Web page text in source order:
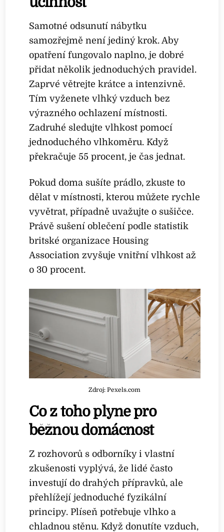
Samotné odsunutí nábytku
samozřejmě není jediný krok. Aby
opatření fungovalo naplno, je dobré
přidat několik jednoduchých pravidel.
Zaprvé větrejte krátce a intenzivně.
Tím vyženete vlhký vzduch bez
výrazného ochlazení místnosti.
Zadruhé sledujte vlhkost pomocí
jednoduchého vlhkoměru. Když
překračuje 55 procent, je čas jednat.
Pokud doma sušíte prádlo, zkuste to
dělat v místnosti, kterou můžete rychle
vyvětrat, případně uvažujte o sušičce.
Právě sušení oblečení podle statistik
britské organizace Housing
Association zvyšuje vnitřní vlhkost až
o 30 procent.
Zdroj: Pexels.com
Co z toho plyne pro
běžnou domácnost
Z rozhovorů s odborníky i vlastní
zkušenosti vyplývá, že lidé často
investují do drahých přípravků, ale
přehlížejí jednoduché fyzikální
principy. Plíseň potřebuje vlhko a
chladnou stěnu. Když donutíte vzduch,